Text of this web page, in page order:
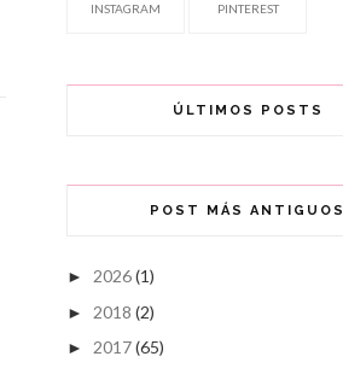
INSTAGRAM PINTEREST
ÚLTIMOS POSTS
POST MÁS ANTIGUOS
► 2026(1)
► 2018 (2)
► 2017(65)